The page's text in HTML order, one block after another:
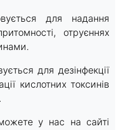
для надання
отруєннях
для дезінфекції
кислотних токсинів
у нас на сайті